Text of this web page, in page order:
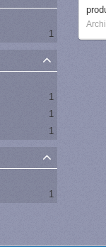
1
1
1
1
1